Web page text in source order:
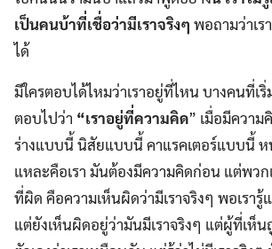
เป็นคนบ้าที่เชื่อว่ามีเราจริงๆ พอถามว่าเ
ได้
มีใครตอบได้ไหมว่าเราอยู่ที่ไหน บางคนที่เ
ตอบไปว่า “เราอยู่ที่ความคิด” เมื่อมีความ
ร่างแบบนี้ นิสัยแบบนี้ คาแรคเตอร์แบบนี้
แหละคือเรา มันต้องมีความคิดก่อน แต่พวก
ที่ผิด คือความเห็นผิดว่ามีเราจริงๆ พอเรา
แต่ยังเห็นผิดอยู่ว่ามันมีเราจริงๆ แต่ผู้ที่เห็